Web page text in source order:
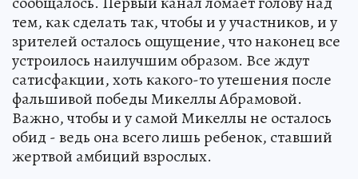
тем, как сделать так, чтобы и у участников, и у
зрителей осталось ощущение, что наконец все
устроилось наилучшим образом. Все ждут
сатисфакции, хоть какого-то утешения после
фальшивой победы Микеллы Абрамовой.
Важно, чтобы и у самой Микеллы не осталось
обид - ведь она всего лишь ребенок, ставший
жертвой амбиций взрослых.